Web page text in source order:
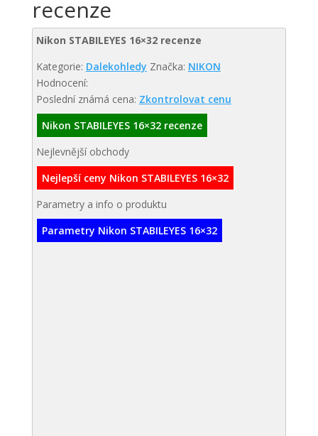
recenze
Nikon STABILEYES 16×32 recenze
Kategorie: Dalekohledy Značka: NIKON
Hodnocení:
Poslední známá cena: Zkontrolovat cenu
Nikon STABILEYES 16×32 recenze
Nejlevnější obchody
Nejlepší ceny Nikon STABILEYES 16×32
Parametry a info o produktu
Parametry Nikon STABILEYES 16×32